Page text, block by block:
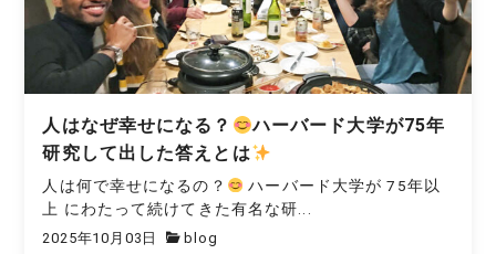
人はなぜ幸せになる？
ハーバード大学が75年
研究して出した答えとは
人は何で幸せになるの？
ハーバード大学が 75年以
上 にわたって続けてきた有名な研...
2025年10月03日 blog